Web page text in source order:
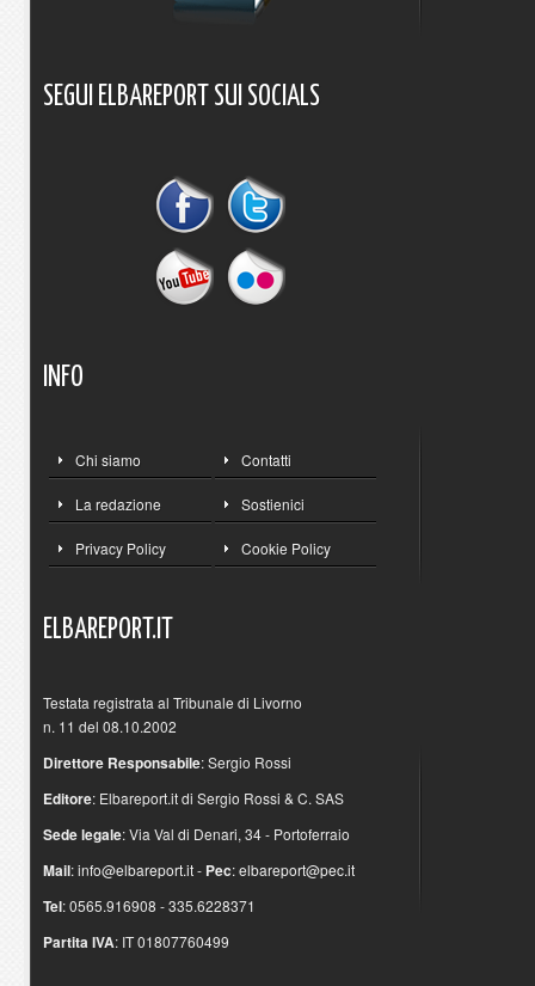
SEGUI ELBAREPORT SUI SOCIALS
INFO
Chi siamo Contatti
La redazione Sostienici
Privacy Policy Cookie Policy
ELBAREPORT.IT
Testata registrata al Tribunale di Livorno
n. 11 del 08.10.2002
Direttore Responsabile: Sergio Rossi
Editore: Elbareport.it di Sergio Rossi & C. SAS
Sede legale: Via Val di Denari, 34 - Portoferraio
Mail:info@elbareport.it- Pec:elbareport@pec.it
Tel: 0565.916908 - 335.6228371
Partita IVA: IT 01807760499